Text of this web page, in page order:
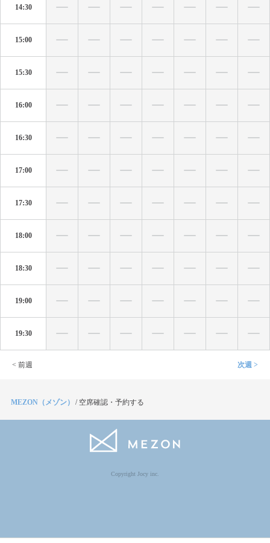
14:30
15:00
15:30
16:00
16:30
17:00
17:30
18:00
18:30
19:00
19:30
< 前週 次週 >
MEZON（メゾン） / 空席確認・予約する
Copyright Jocy inc.